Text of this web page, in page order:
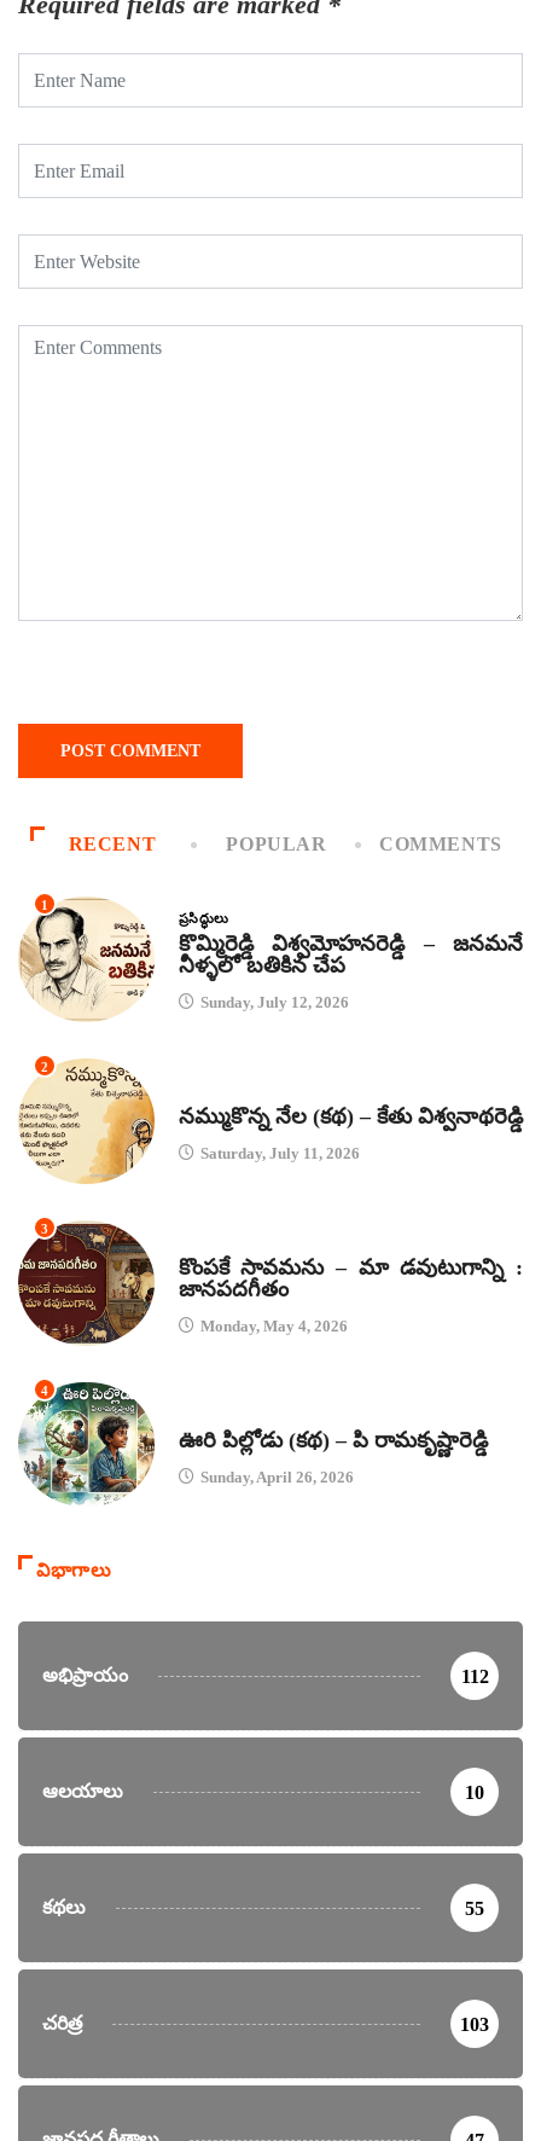
RECENT POPULAR COMMENTS
1
ప్రసిద్ధులు
కొమ్మిరెడ్డి విశ్వమోహనరెడ్డి – జనమనే
నీళ్ళలో బతికిన చేప
Sunday, July 12, 2026
2
నమ్ముకొన్న నేల (కథ) – కేతు విశ్వనాథరెడ్డి
Saturday, July 11, 2026
3
కొంపకే సావమను – మా డవుటుగాన్ని :
జానపదగీతం
Monday, May 4, 2026
4
ఊరి పిల్లోడు (కథ) – పి రామకృష్ణారెడ్డి
Sunday, April 26, 2026
విభాగాలు
అభిప్రాయం 112
ఆలయాలు 10
కథలు 55
చరిత్ర 103